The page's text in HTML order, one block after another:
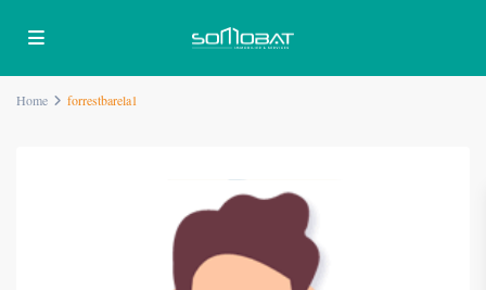
Home forrestbarela1